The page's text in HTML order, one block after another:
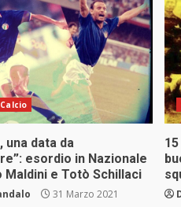
una data da
esordio in Nazionale
Maldini e Totò Schillaci
31 Marzo 2021